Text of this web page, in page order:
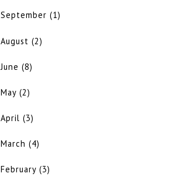
September(1)
August(2)
June(8)
May(2)
April(3)
March(4)
February(3)